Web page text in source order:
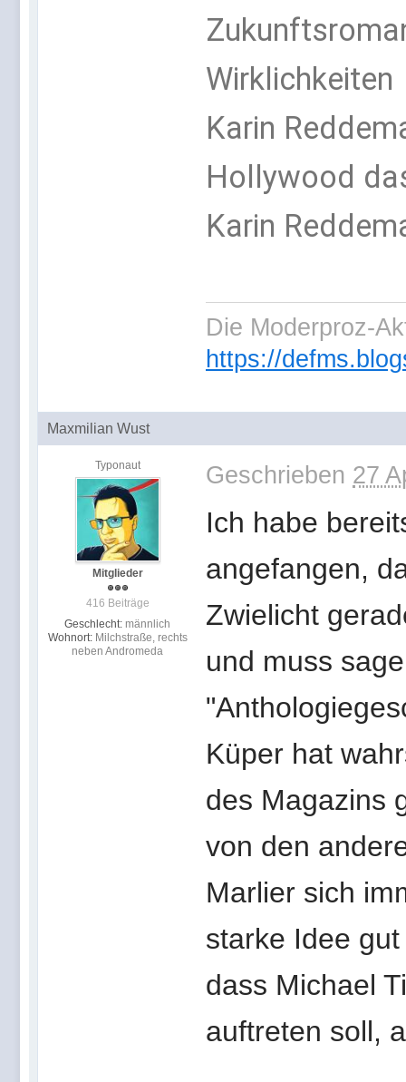
Wirklichkeiten
Karin
Hollywood
Karin
Die Moderproz-
https://
Maxmilian Wust
Typonaut
Mitglieder
416 Beiträge
Geschlecht: männlich
Wohnort: Milchstraße, rechts
neben Andromeda
Geschrieben 27
Ich habe
angefangen,
Zwielicht
und muss
Küper hat
des Magazins
von den
Marlier sich
starke Idee
dass Michael
auftreten soll,